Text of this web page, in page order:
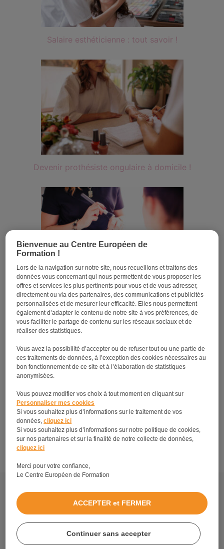
Salaire esthéticienne : tout savoir !
Devenir prothésiste ongulaire à domicile !
Le métier d’esthéticienne
Devenir esthéticienne à domicile : on vous dit tout
!
avec la formation CAP Esthétique.
Mentions légales
Politique de protection de vos données personnelles
Blog Petite Enfance
Bienvenue au Centre Européen de
Formation !
Lors de la navigation sur notre site, nous recueillons et traitons des
données vous concernant qui nous permettent de vous proposer les
offres et services les plus pertinents pour vous et de vous adresser,
directement ou via des partenaires, des communications et publicités
personnalisées et de mesurer leur efficacité. Elles nous permettent
également d’adapter le contenu de notre site à vos préférences, de
vous faciliter le partage de contenu sur les réseaux sociaux et de
réaliser des statistiques.
Vous avez la possibilité d’accepter ou de refuser tout ou une partie de
ces traitements de données, à l’exception des cookies nécessaires au
bon fonctionnement de ce site et à l’élaboration de statistiques
anonymisées.
Vous pouvez modifier vos choix à tout moment en cliquant sur
Personnaliser mes cookies
Si vous souhaitez plus d’informations sur le traitement de vos
données,cliquez ici
Si vous souhaitez plus d’informations sur notre politique de cookies,
sur nos partenaires et sur la finalité de notre collecte de données,
cliquez ici
Merci pour votre confiance,
Le Centre Européen de Formation
Continuer sans accepter
ACCEPTER et FERMER